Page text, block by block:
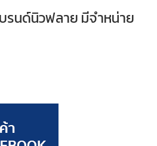
รนด์นิวฟลาย มีจำหน่าย